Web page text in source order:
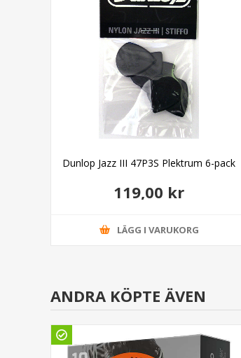
Dunlop Jazz III 47P3S Plektrum 6-pack
119,00 kr
LÄGG I VARUKORG
ANDRA KÖPTE ÄVEN